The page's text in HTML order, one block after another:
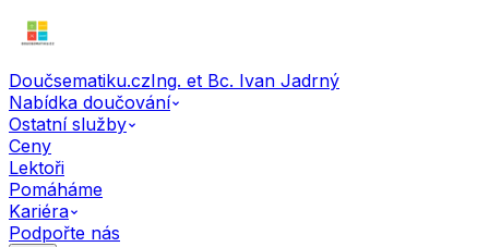
Doučsematiku.czIng. et Bc. Ivan Jadrný
Nabídka doučování
Ostatní služby
Ceny
Lektoři
Pomáháme
Kariéra
Podpořte nás